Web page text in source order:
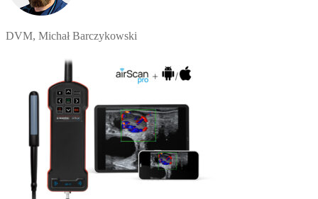
DVM, Michał Barczykowski